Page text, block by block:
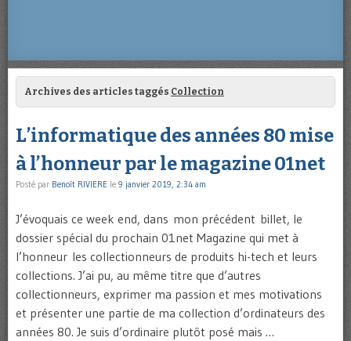
Archives des articles taggés Collection
L’informatique des années 80 mise
à l’honneur par le magazine 01net
Posté par Benoît RIVIERE le 9 janvier 2019, 2:34 am
J’évoquais ce week end, dans mon précédent billet, le
dossier spécial du prochain 01net Magazine qui met à
l’honneur les collectionneurs de produits hi-tech et leurs
collections. J’ai pu, au même titre que d’autres
collectionneurs, exprimer ma passion et mes motivations
et présenter une partie de ma collection d’ordinateurs des
années 80. Je suis d’ordinaire plutôt posé mais …